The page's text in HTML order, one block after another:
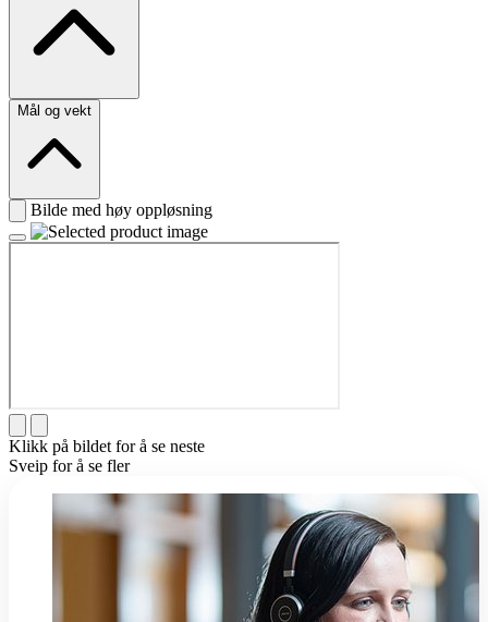
Mål og vekt
Bilde med høy oppløsning
Klikk på bildet for å se neste
Sveip for å se fler